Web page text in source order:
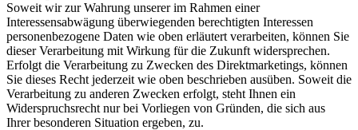
Soweit wir zur Wahrung unserer im Rahmen einer
Interessensabwägung überwiegenden berechtigten Interessen
personenbezogene Daten wie oben erläutert verarbeiten, können Sie
dieser Verarbeitung mit Wirkung für die Zukunft widersprechen.
Erfolgt die Verarbeitung zu Zwecken des Direktmarketings, können
Sie dieses Recht jederzeit wie oben beschrieben ausüben. Soweit die
Verarbeitung zu anderen Zwecken erfolgt, steht Ihnen ein
Widerspruchsrecht nur bei Vorliegen von Gründen, die sich aus
Ihrer besonderen Situation ergeben, zu.